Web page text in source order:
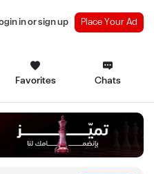
Favorites Chats
in or sign up Place Your Ad